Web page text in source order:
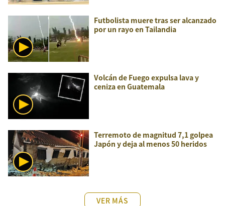
Futbolista muere tras ser alcanzado
por un rayo en Tailandia
Volcán de Fuego expulsa lava y
ceniza en Guatemala
Terremoto de magnitud 7,1 golpea
Japón y deja al menos 50 heridos
VER MÁS